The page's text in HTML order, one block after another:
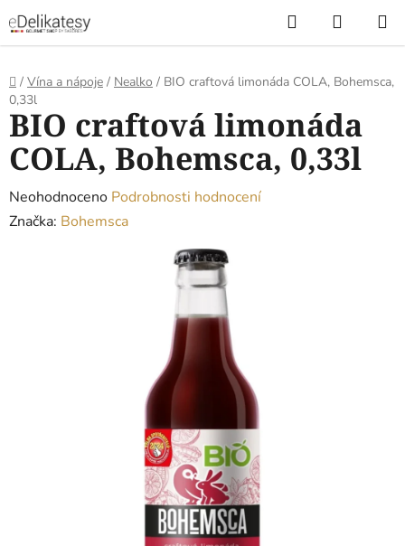
na
obsah
Hledat
KOŠÍK
Domů
/ Vína a nápoje / Nealko / BIO craftová limonáda COLA, Bohemsca,
0,33l
BIO craftová limonáda
COLA, Bohemsca, 0,33l
Průměrné
hodnocení
Neohodnoceno Podrobnosti hodnocení
Značka: Bohemsca